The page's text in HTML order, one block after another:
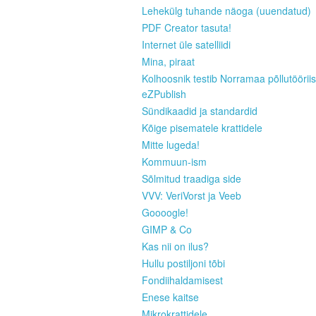
Lehekülg tuhande näoga (uuendatud)
PDF Creator tasuta!
Internet üle satelliidi
Mina, piraat
Kolhoosnik testib Norramaa
eZPublish
Sündikaadid ja standardid
Kõige pisematele krattidele
Mitte lugeda!
Kommuun-ism
Sõlmitud traadiga side
VVV: VeriVorst ja Veeb
Goooogle!
GIMP & Co
Kas nii on ilus?
Hullu postiljoni tõbi
Fondiihaldamisest
Enese kaitse